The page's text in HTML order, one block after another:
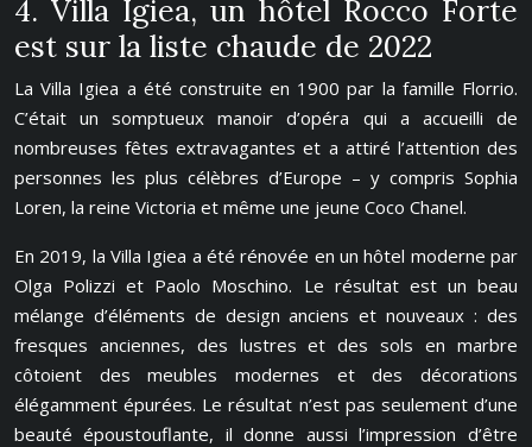
4. Villa Igiea, un hôtel Rocco Forte
est sur la liste chaude de 2022
La Villa Igiea a été construite en 1900 par la famille Florrio.
C’était un somptueux manoir d’opéra qui a accueilli de
nombreuses fêtes extravagantes et a attiré l’attention des
personnes les plus célèbres d’Europe – y compris Sophia
Loren, la reine Victoria et même une jeune Coco Chanel.
En 2019, la Villa Igiea a été rénovée en un hôtel moderne par
Olga Polizzi et Paolo Moschino. Le résultat est un beau
mélange d’éléments de design anciens et nouveaux : des
fresques anciennes, des lustres et des sols en marbre
côtoient des meubles modernes et des décorations
élégamment épurées. Le résultat n’est pas seulement d’une
beauté époustouflante, il donne aussi l’impression d’être